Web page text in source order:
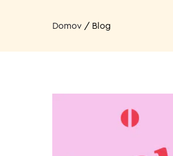
Domov / Blog